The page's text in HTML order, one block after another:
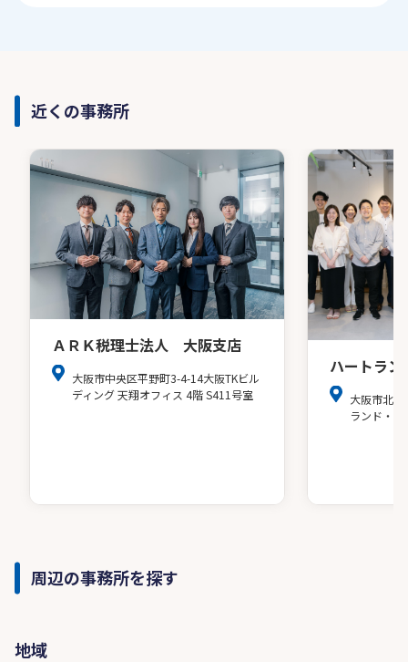
近くの事務所
ＡＲＫ税理士法人 大阪支店
大阪市中央区平野町3-4-14大阪TKビル
ディング 天翔オフィス 4階 S411号室
ハートラ
大阪市北
ランド・
周辺の事務所を探す
地域